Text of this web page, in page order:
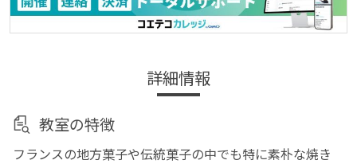
詳細情報
教室の特徴
フランスの地方菓子や伝統菓子の中でも特に素朴な焼き